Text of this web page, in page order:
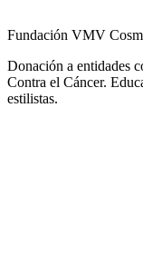
Fundación VMV
Donación a entidades
Contra el Cáncer.
estilistas.